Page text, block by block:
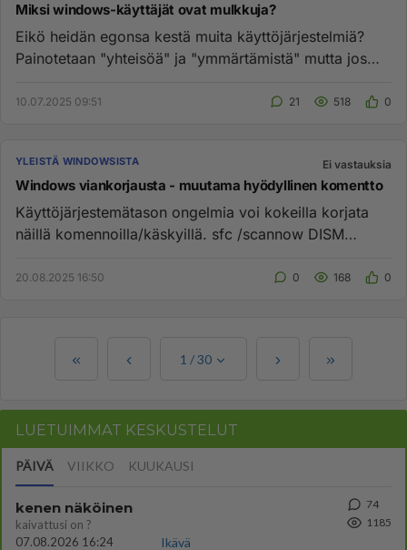
Miksi windows-käyttäjät ovat mulkkuja?
Eikö heidän egonsa kestä muita käyttöjärjestelmiä?
Painotetaan "yhteisöä" ja "ymmärtämistä" mutta jos
10.07.2025 09:51 21 518 0
YLEISTÄ WINDOWSISTA Ei vastauksia
Windows viankorjausta - muutama hyödyllinen komentto
Käyttöjärjestemätason ongelmia voi kokeilla korjata
näillä komennoilla/käskyillä. sfc /scannow DISM
20.08.2025 16:50 0 168 0
1 /30
LUETUIMMAT KESKUSTELUT
PÄIVÄ VIIKKO KUUKAUSI
kenen näköinen
kaivattusi on ?
07.08.2026 16:24
Ikävä
74
1185